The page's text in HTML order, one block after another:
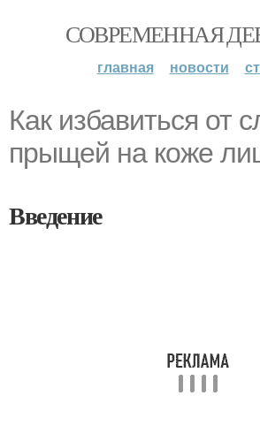
СОВРЕМЕННАЯ
главная новости
Как избавиться от
прыщей на коже
Введение